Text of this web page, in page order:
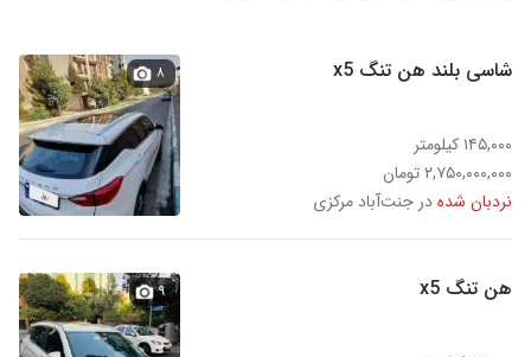
شاسی بلند هن تنگ x5
۱۴۵,۰۰۰ کیلومتر
۲,۷۵۰,۰۰۰,۰۰۰ تومان
نردبان شدهدر جنت‌آباد مرکزی
۸
هن تنگ x5 ۹